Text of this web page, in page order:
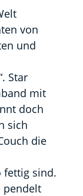
von
und
Star
mit
doch
sich
die
fettig sind.
pendelt